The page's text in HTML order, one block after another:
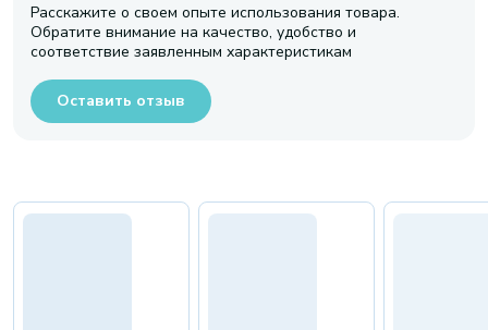
Расскажите о своем опыте использования товара.
Обратите внимание на качество, удобство и
соответствие заявленным характеристикам
Оставить отзыв